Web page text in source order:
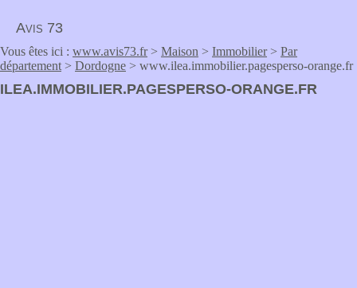
Avis 73
Vous êtes ici : www.avis73.fr> Maison > Immobilier> Par
département > Dordogne > www.ilea.immobilier.pagesperso-orange.fr
ILEA.IMMOBILIER.PAGESPERSO-ORANGE.FR